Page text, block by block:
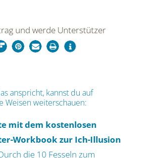
und werde Unterstützer
anspricht, kannst du auf
Weisen weiterschauen:
mit dem kostenlosen
Workbook zur Ich-Illusion
die 10 Fesseln zum